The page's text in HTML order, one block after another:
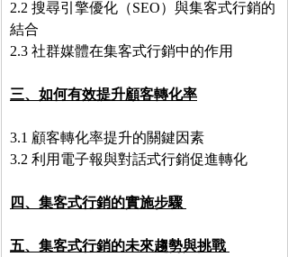
2.2 搜尋引擎優化（SEO）與集客式行銷的
結合
2.3 社群媒體在集客式行銷中的作用
三、如何有效提升顧客轉化率
3.1 顧客轉化率提升的關鍵因素
3.2 利用電子報與對話式行銷促進轉化
四、集客式行銷的實施步驟
五、集客式行銷的未來趨勢與挑戰